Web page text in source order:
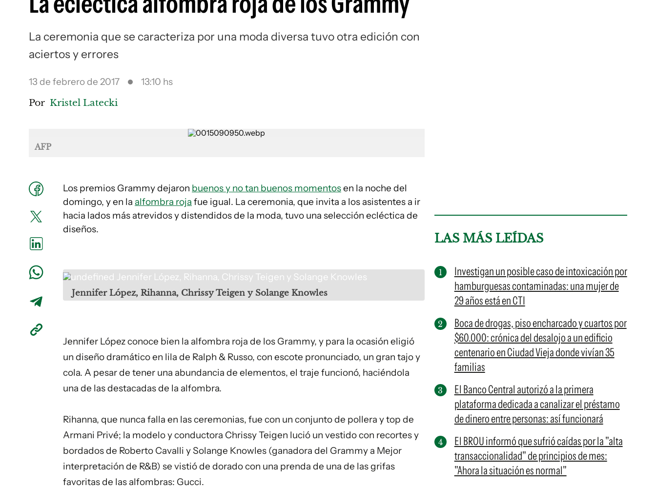
La ceremonia que se caracteriza por una moda diversa tuvo otra edición con
aciertos y errores
13 de febrero de 2017 13:10 hs
Por Kristel Latecki
AFP
Los premios Grammy dejaron buenos y no tan buenos momentosen la noche del
domingo, y en la alfombra roja fue igual. La ceremonia, que invita a los asistentes a ir
hacia lados más atrevidos y distendidos de la moda, tuvo una selección ecléctica de
diseños.
undefined Jennifer López, Rihanna, Chrissy Teigen y Solange Knowles
Jennifer López, Rihanna, Chrissy Teigen y Solange Knowles
Jennifer López conoce bien la alfombra roja de los Grammy, y para la ocasión eligió
un diseño dramático en lila de Ralph & Russo, con escote pronunciado, un gran tajo y
cola. A pesar de tener una abundancia de elementos, el traje funcionó, haciéndola
una de las destacadas de la alfombra.
Rihanna, que nunca falla en las ceremonias, fue con un conjunto de pollera y top de
Armani Privé; la modelo y conductora Chrissy Teigen lució un vestido con recortes y
bordados de Roberto Cavalli y Solange Knowles (ganadora del Grammy a Mejor
interpretación de R&B) se vistió de dorado con una prenda de una de las grifas
favoritas de las alfombras: Gucci.
LAS MÁS LEÍDAS
Investigan un posible caso de intoxicación por
hamburguesas contaminadas: una mujer de
29 años está en CTI
Boca de drogas, piso encharcado y cuartos por
$60.000: crónica del desalojo a un edificio
centenario en Ciudad Vieja donde vivían 35
familias
El Banco Central autorizó a la primera
plataforma dedicada a canalizar el préstamo
de dinero entre personas: así funcionará
El BROU informó que sufrió caídas por la "alta
transaccionalidad" de principios de mes:
"Ahora la situación es normal"